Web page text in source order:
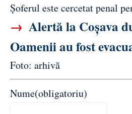
Șoferul este cercetat penal
→ Alertă la Coșava
Oamenii au fost
Foto: arhivă
Nume(obligatoriu)